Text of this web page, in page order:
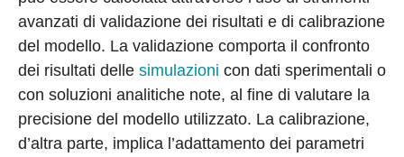
avanzati di validazione dei risultati e di calibrazione
del modello. La validazione comporta il confronto
dei risultati delle simulazioni con dati sperimentali o
con soluzioni analitiche note, al fine di valutare la
precisione del modello utilizzato. La calibrazione,
d’altra parte, implica l’adattamento dei parametri